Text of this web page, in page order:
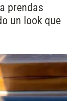
prendas
un look que